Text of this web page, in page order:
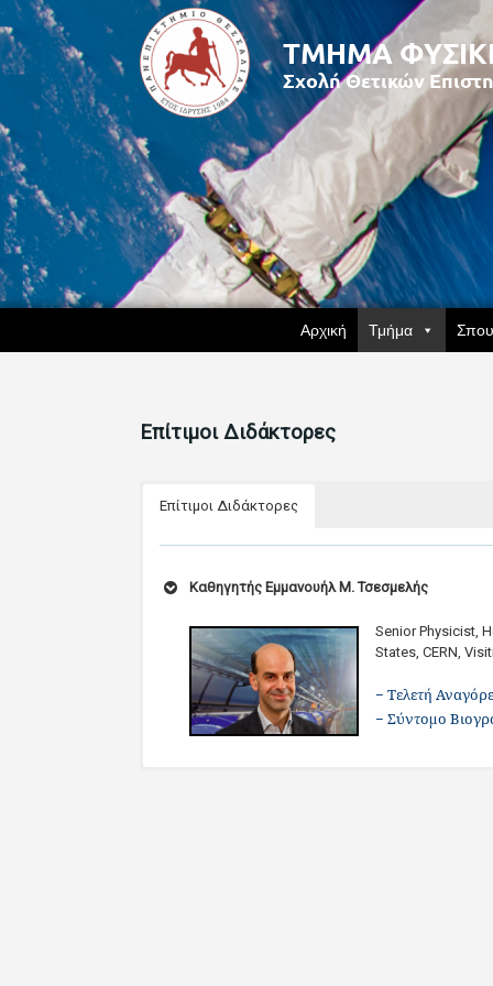
Αρχική Τμήμα
Επίτιμοι Διδάκτορες
Επίτιμοι Διδάκτορες
Καθηγητής Εμμανουήλ Μ. Τσεσμελής
Senior Physicist,
States, CERN,
– Τελετή
– Σύντομο